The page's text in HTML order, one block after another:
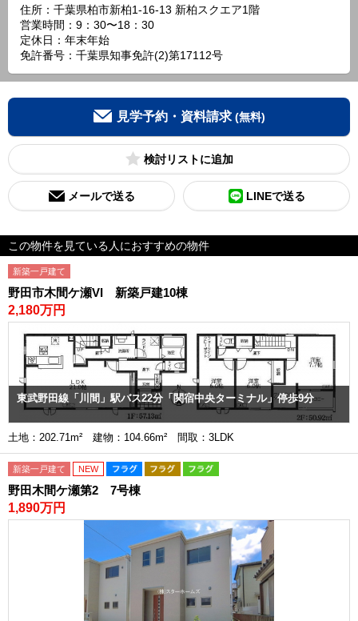
住所：千葉県柏市新柏1-16-13 新柏スクエア1階
営業時間：9：30〜18：30
定休日：年末年始
免許番号：千葉県知事免許(2)第17112号
見学予約・資料請求 (無料)
検討リスト
メールで送る LINEで送る
この物件を見ている人におすすめの物件
新築一戸建て
野田市木間ケ瀬VI 新築戸建10棟
2,180万円
東武野田線「川間」駅バス22分「関宿中央ターミナル」停歩9分
土地：202.71m² 建物：104.66m² 間取：3LDK
新築一戸建て NEW
野田木間ケ瀬第2 7号棟
1,890万円